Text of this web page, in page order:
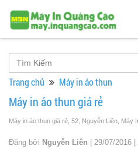
Trang chủ Máy in áo thun
Máy in áo thun giá rẻ
Máy in áo thun giá rẻ, 52, Nguyễn Liên, Máy
Đăng bởi Nguyễn Liên | 29/07/2016 |